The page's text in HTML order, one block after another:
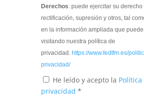
Derechos: puede ejercitar su
rectificación, supresión y otros, tal
en la información ampliada que
visitando nuestra política de
privacidad. https://www.fedtfm.es/
privacidad/
He leído y acepto la Política
privacidad *